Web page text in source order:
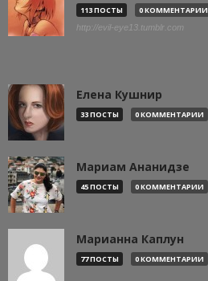
113 ПОСТЫ 0 КОММЕНТАРИИ
http://evil-eye13.tumblr.com
Елена Кушнир
33 ПОСТЫ 0 КОММЕНТАРИИ
Мариам Ананидзе
45 ПОСТЫ 0 КОММЕНТАРИИ
Марианна Каплун
77 ПОСТЫ 0 КОММЕНТАРИИ